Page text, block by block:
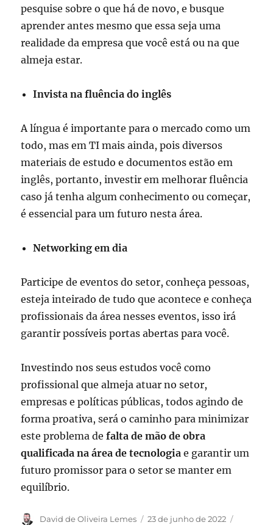
pesquise sobre o que há de novo, e busque
aprender antes mesmo que essa seja uma
realidade da empresa que você está ou na que
almeja estar.
Invista na fluência do inglês
A língua é importante para o mercado como um
todo, mas em TI mais ainda, pois diversos
materiais de estudo e documentos estão em
inglês, portanto, investir em melhorar fluência
caso já tenha algum conhecimento ou começar,
é essencial para um futuro nesta área.
Networking em dia
Participe de eventos do setor, conheça pessoas,
esteja inteirado de tudo que acontece e conheça
profissionais da área nesses eventos, isso irá
garantir possíveis portas abertas para você.
Investindo nos seus estudos você como
profissional que almeja atuar no setor,
empresas e políticas públicas, todos agindo de
forma proativa, será o caminho para minimizar
este problema defalta de mão de obra
qualificada na área de tecnologiae garantir um
futuro promissor para o setor se manter em
equilíbrio.
Autor
David de Oliveira Lemes
Publicado
23 de junho de 2022